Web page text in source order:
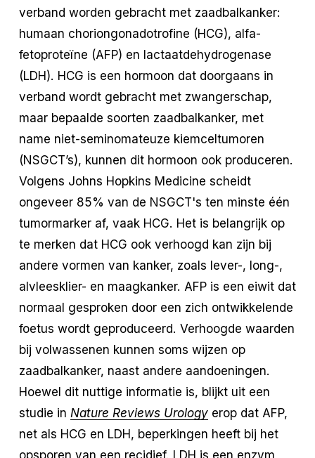
verband worden gebracht met zaadbalkanker:
humaan choriongonadotrofine (HCG), alfa-
fetoproteïne (AFP) en lactaatdehydrogenase
(LDH). HCG is een hormoon dat doorgaans in
verband wordt gebracht met zwangerschap,
maar bepaalde soorten zaadbalkanker, met
name niet-seminomateuze kiemceltumoren
(NSGCT’s), kunnen dit hormoon ook produceren.
Volgens Johns Hopkins Medicine scheidt
ongeveer 85% van de NSGCT's ten minste één
tumormarker af, vaak HCG. Het is belangrijk op
te merken dat HCG ook verhoogd kan zijn bij
andere vormen van kanker, zoals lever-, long-,
alvleesklier- en maagkanker. AFP is een eiwit dat
normaal gesproken door een zich ontwikkelende
foetus wordt geproduceerd. Verhoogde waarden
bij volwassenen kunnen soms wijzen op
zaadbalkanker, naast andere aandoeningen.
Hoewel dit nuttige informatie is, blijkt uit een
studie in Nature Reviews Urologyerop dat AFP,
net als HCG en LDH, beperkingen heeft bij het
opsporen van een recidief. LDH is een enzym